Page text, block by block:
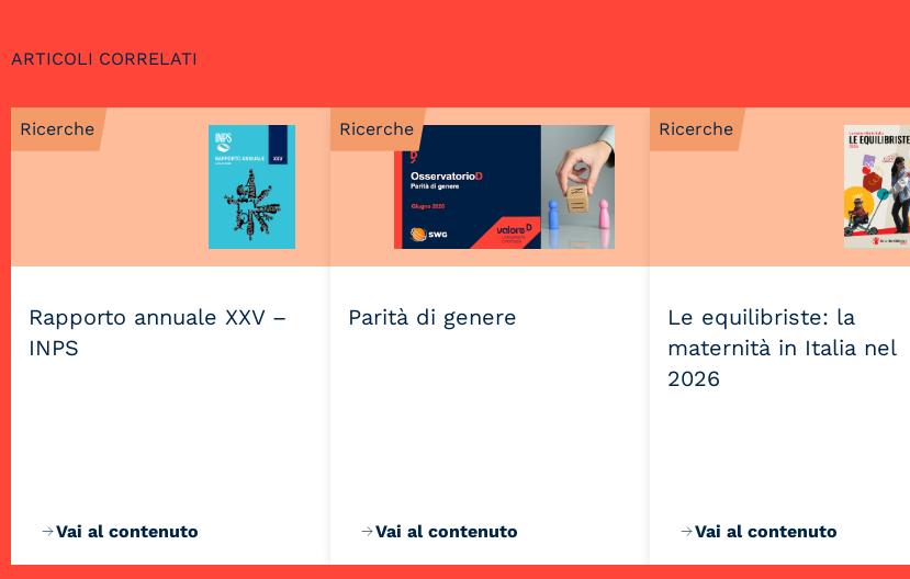
ARTICOLI CORRELATI
Ricerche
Rapporto annuale XXV –
INPS
Vai al contenuto
Ricerche
Parità di genere
Vai al contenuto
Ricerche
Le equilibriste: la
maternità in Italia nel
2026
Vai al contenuto